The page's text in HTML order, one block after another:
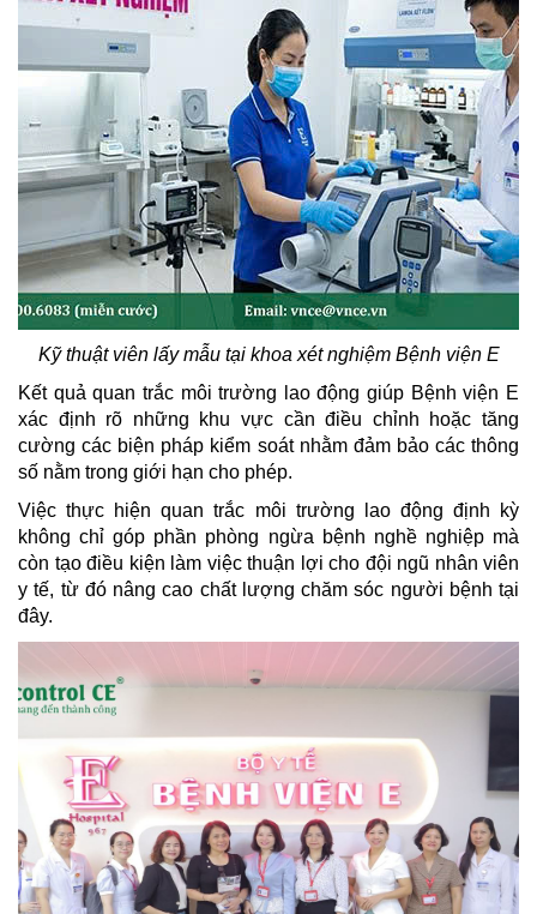
Kỹ thuật viên lấy mẫu tại khoa xét nghiệm Bệnh viện E
Kết quả quan trắc môi trường lao động giúp Bệnh viện E
xác định rõ những khu vực cần điều chỉnh hoặc tăng
cường các biện pháp kiểm soát nhằm đảm bảo các thông
số nằm trong giới hạn cho phép.
Việc thực hiện quan trắc môi trường lao động định kỳ
không chỉ góp phần phòng ngừa bệnh nghề nghiệp mà
còn tạo điều kiện làm việc thuận lợi cho đội ngũ nhân viên
y tế, từ đó nâng cao chất lượng chăm sóc người bệnh tại
đây.